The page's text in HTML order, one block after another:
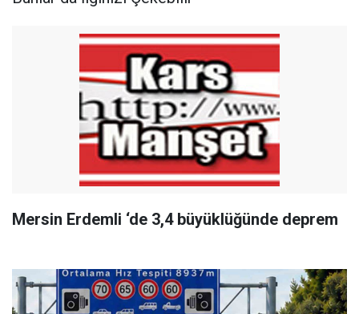
Mersin Erdemli ‘de 3,4 büyüklüğünde deprem